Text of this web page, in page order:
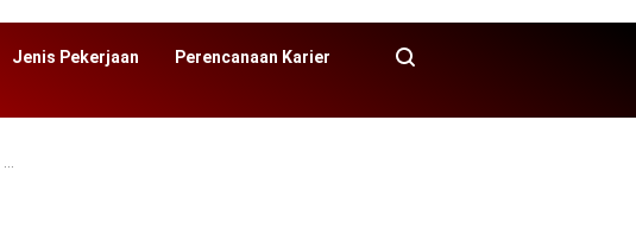
Jenis Pekerjaan Perencanaan Karier